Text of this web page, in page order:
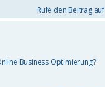
Rufe den Beitrag auf
Business Optimierung?